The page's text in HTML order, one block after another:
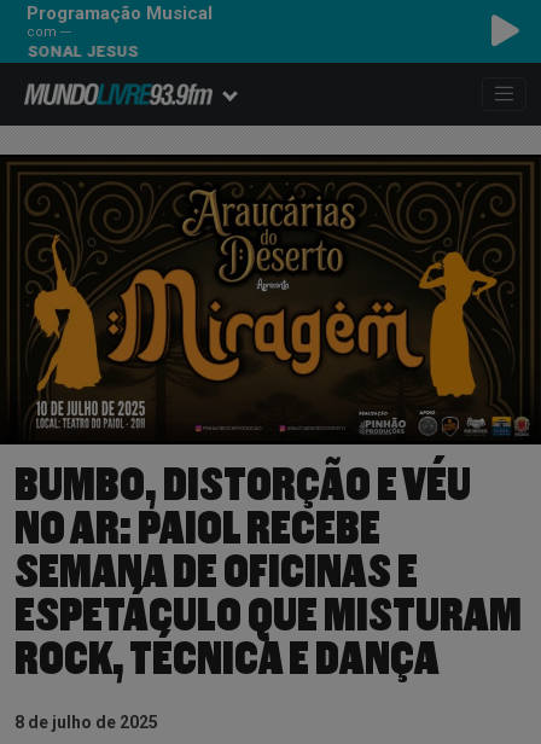
Programação Musical
com ---
DEPECHE MODE -
BUMBO, DISTORÇÃO E VÉU
NO AR: PAIOL RECEBE
SEMANA DE OFICINAS E
ESPETÁCULO QUE MISTURAM
ROCK, TÉCNICA E DANÇA
8 de julho de 2025